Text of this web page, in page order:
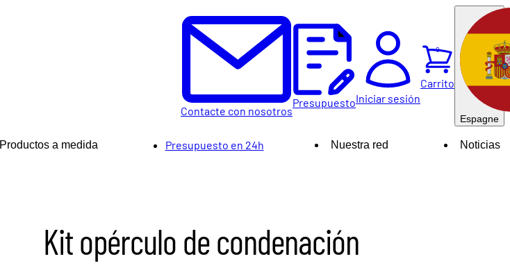
Contacte con nosotros
PresupuestoIniciar sesión
Carrito
0
Espagne
Productos a medida Presupuesto en 24h Nuestra red Noticias
Kit opérculo de condenación